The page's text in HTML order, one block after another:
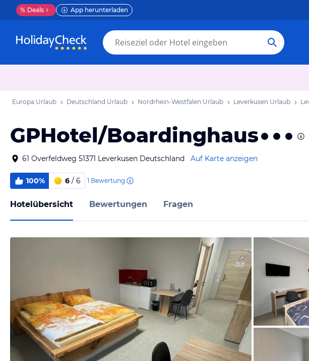
% Deals App herunterladen
Europa Urlaub Deutschland Urlaub Nordrhein-Westfalen Urlaub Leverkusen Urlaub
GPHotel/Boardinghaus
61 Overfeldweg 51371 Leverkusen Deutschland Auf Karte anzeigen
100% 6 / 6 1 Bewertung
Hotelübersicht Bewertungen Fragen
von